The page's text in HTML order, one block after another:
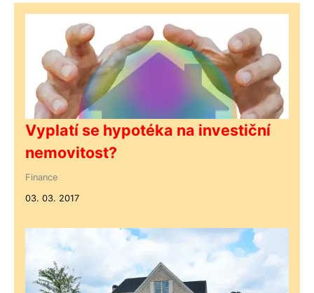
Vyplatí se hypotéka na investiční
nemovitost?
Finance
03. 03. 2017